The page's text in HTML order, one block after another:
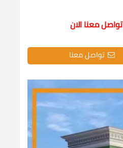
معنا الان
تواصل معنا